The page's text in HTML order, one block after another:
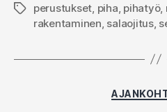
Avainsanat
perustukset piha pihatyö,
rakentaminen salaojitus,